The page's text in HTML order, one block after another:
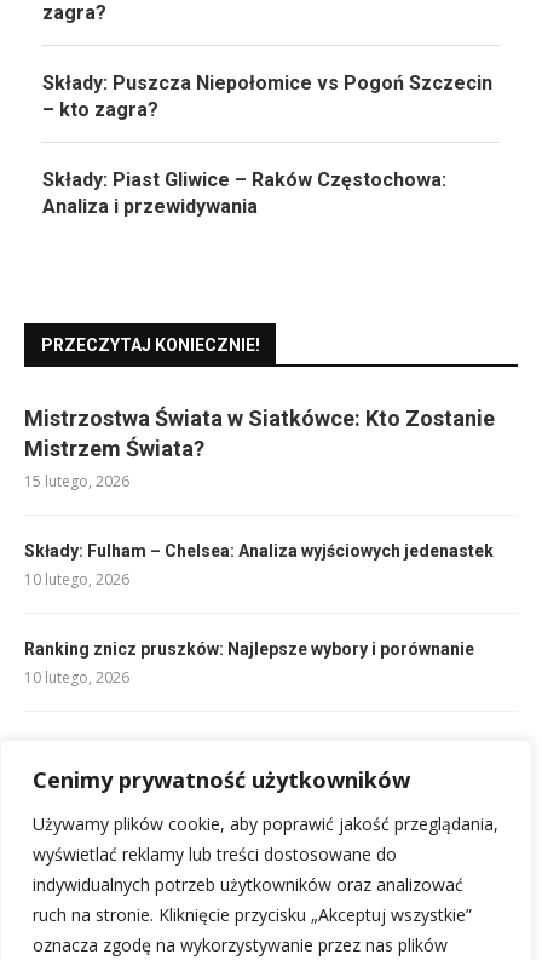
Cenimy prywatność użytkowników
Używamy plików cookie, aby poprawić jakość przeglądania,
wyświetlać reklamy lub treści dostosowane do
indywidualnych potrzeb użytkowników oraz analizować
ruch na stronie. Kliknięcie przycisku „Akceptuj wszystkie”
oznacza zgodę na wykorzystywanie przez nas plików
zagra?
Składy: Puszcza Niepołomice vs Pogoń Szczecin
– kto zagra?
Składy: Piast Gliwice – Raków Częstochowa:
Analiza i przewidywania
PRZECZYTAJ KONIECZNIE!
Mistrzostwa Świata w Siatkówce: Kto Zostanie
Mistrzem Świata?
15 lutego, 2026
Składy: Fulham – Chelsea: Analiza wyjściowych jedenastek
10 lutego, 2026
Ranking znicz pruszków: Najlepsze wybory i porównanie
10 lutego, 2026
10 lutego, 2026
Składy: Torino FC vs Inter Mediolan: Kto zagra w hicie?
10 lutego, 2026